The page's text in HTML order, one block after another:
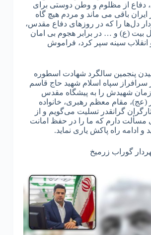
دفاع از مظلوم و وطن دوستی برای
باقی می ماند و مردم هیچ گاه
دل‌ها را که در روزهای دفاع مقدس،
بیت (ع) و … در برابر هجوم بی امان
سینه سپر کرد، فراموش
پنجمین سالگرد شهادت اسطوره
سپاه اسلام شهید حاج قاسم
شهیدش را به پیشگاه مقدس
مقام معظم رهبری، خانواده
گرانقدر تسلیت می‌گویم و از
مسألت دارم که ما را در حفظ امانت
و ادامه راه پاکش یاری نماید.
گوراب زرمیخ